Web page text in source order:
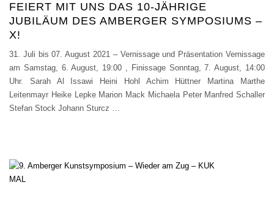
FEIERT MIT UNS DAS 10-JÄHRIGE
JUBILÄUM DES AMBERGER SYMPOSIUMS –
X!
31. Juli bis 07. August 2021 – Vernissage und Präsentation Vernissage
am Samstag, 6. August, 19:00 , Finissage Sonntag, 7. August, 14:00
Uhr. Sarah Al Issawi Heini Hohl Achim Hüttner Martina Marthe
Leitenmayr Heike Lepke Marion Mack Michaela Peter Manfred Schaller
Stefan Stock Johann Sturcz …